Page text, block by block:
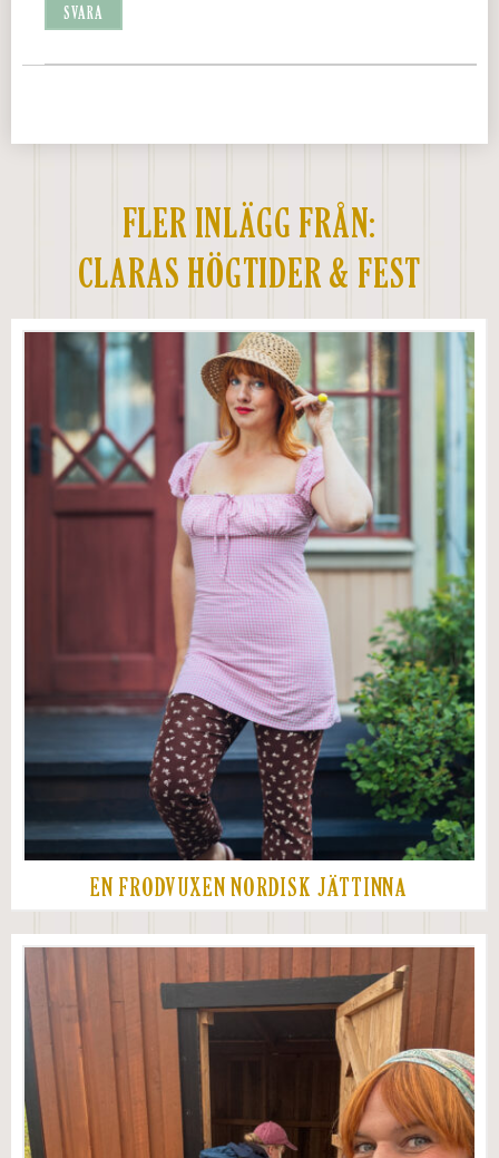
SVARA
FLER INLÄGG FRÅN:
CLARAS HÖGTIDER & FEST
EN FRODVUXEN NORDISK JÄTTINNA